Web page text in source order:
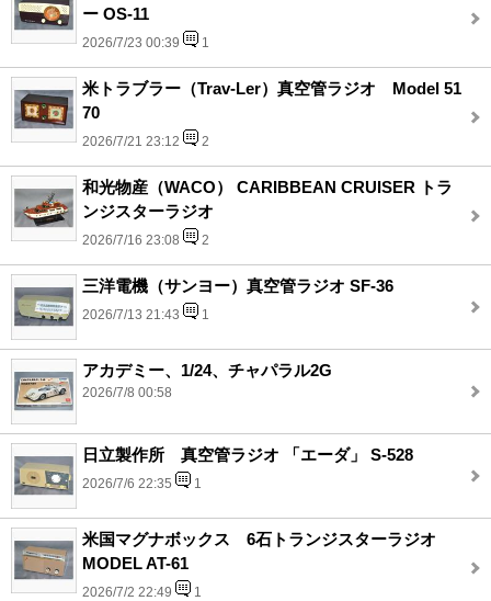
ー OS-11
2026/7/23 00:39 1
米トラブラー（Trav-Ler）真空管ラジオ Model 51
70
2026/7/21 23:12 2
和光物産（WACO） CARIBBEAN CRUISER トラ
ンジスターラジオ
2026/7/16 23:08 2
三洋電機（サンヨー）真空管ラジオ SF-36
2026/7/13 21:43 1
アカデミー、1/24、チャパラル2G
2026/7/8 00:58
日立製作所 真空管ラジオ 「エーダ」 S-528
2026/7/6 22:35 1
米国マグナボックス 6石トランジスターラジオ
MODEL AT-61
2026/7/2 22:49 1